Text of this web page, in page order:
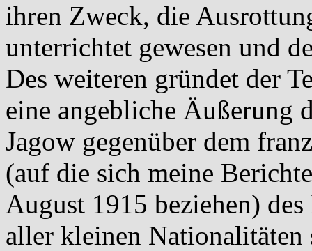
ihren Zweck, die
unterrichtet gewesen und
Des weiteren gründet der
eine angebliche Äußerung
Jagow gegenüber dem
(auf die sich meine
August 1915 beziehen)
aller kleinen Nationalitäten